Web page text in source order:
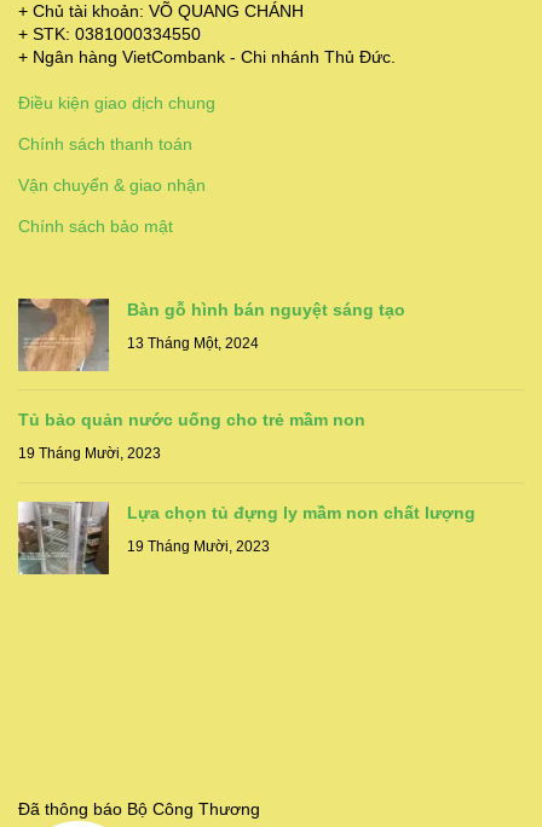
+ Chủ tài khoản: VÕ QUANG CHÁNH
+ STK: 0381000334550
+ Ngân hàng VietCombank - Chi nhánh Thủ Đức.
Điều kiện giao dịch chung
Chính sách thanh toán
Vận chuyển & giao nhận
Chính sách bảo mật
Bàn gỗ hình bán nguyệt sáng tạo
13 Tháng Một, 2024
Tủ bảo quản nước uống cho trẻ mầm non
19 Tháng Mười, 2023
Lựa chọn tủ đựng ly mầm non chất lượng
19 Tháng Mười, 2023
Đã thông báo Bộ Công Thương